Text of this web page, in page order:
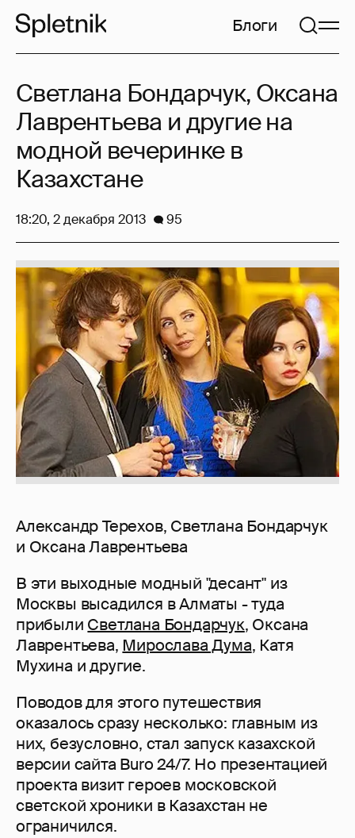
Блоги
Александр Терехов, Светлана Бондарчук
и Оксана Лаврентьева
В эти выходные модный "десант" из
Москвы высадился в Алматы - туда
прибыли Светлана Бондарчук, Оксана
Лаврентьева, Мирослава Дума, Катя
Мухина и другие.
Поводов для этого путешествия
оказалось сразу несколько: главным из
них, безусловно, стал запуск казахской
версии сайта Buro 24/7. Но презентацией
проекта визит героев московской
светской хроники в Казахстан не
ограничился.
Светлана Бондарчук, Оксана
Лаврентьева и другие на
модной вечеринке в
Казахстане
18:20, 2 декабря 2013 95